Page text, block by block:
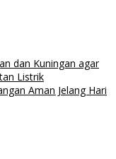
dan Kuningan agar
Listrik
Aman Jelang Hari